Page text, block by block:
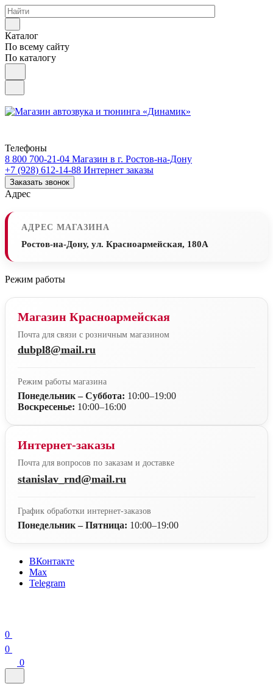
Каталог
По всему сайту
По каталогу
Телефоны
8 800 700-21-04 Магазин в г. Ростов-на-Дону
+7 (928) 612-14-88 Интернет заказы
Заказать звонок
Адрес
АДРЕС МАГАЗИНА
Ростов-на-Дону, ул. Красноармейская, 180А
Режим работы
Магазин Красноармейская
Почта для связи с розничным магазином
dubpl8@mail.ru
Режим работы магазина
Понедельник – Суббота: 10:00–19:00
Воскресенье: 10:00–16:00
Интернет-заказы
Почта для вопросов по заказам и доставке
stanislav_rnd@mail.ru
График обработки интернет-заказов
Понедельник – Пятница: 10:00–19:00
ВКонтакте
Max
Telegram
0
0
0